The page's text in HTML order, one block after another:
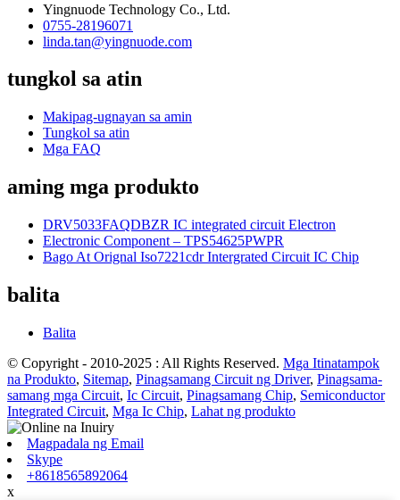
Yingnuode Technology Co., Ltd.
0755-28196071
linda.tan@yingnuode.com
tungkol sa atin
Makipag-ugnayan sa amin
Tungkol sa atin
Mga FAQ
aming mga produkto
DRV5033FAQDBZR IC integrated circuit Electron
Electronic Component – ​​TPS54625PWPR
Bago At Orignal Iso7221cdr Intergrated Circuit IC Chip
balita
Balita
© Copyright - 2010-2025 : All Rights Reserved. Mga Itinatampok
na Produkto, Sitemap, Pinagsamang Circuit ng Driver, Pinagsama-
samang mga Circuit, Ic Circuit, Pinagsamang Chip, Semiconductor
Integrated Circuit, Mga Ic Chip, Lahat ng produkto
Magpadala ng Email
Skype
+8618565892064
x